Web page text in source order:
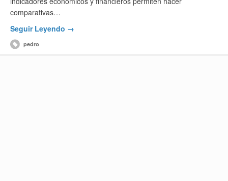
comparativas…
Seguir Leyendo →
pedro